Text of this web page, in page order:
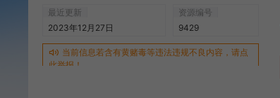
最近更新
2023年12月27日
资源编号
9429
当前信息若含有黄赌毒等违法违规不良内容，请点
此举报！